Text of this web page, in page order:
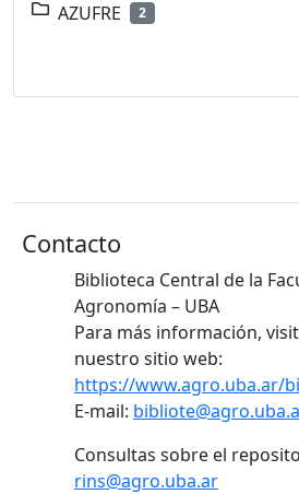
AZUFRE 2
Contacto
Biblioteca Central de la
Agronomía – UBA
Para más información,
nuestro sitio web:
https://www.agro.uba.ar/
E-mail:
Consultas sobre el
rins@agro.uba.ar